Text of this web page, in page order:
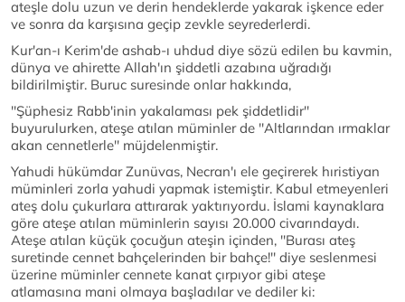
ateşle dolu uzun ve derin hendeklerde yakarak işkence eder
ve sonra da karşısına geçip zevkle seyrederlerdi.
Kur'an-ı Kerim'de ashab-ı uhdud diye sözü edilen bu kavmin,
dünya ve ahirette Allah'ın şiddetli azabına uğradığı
bildirilmiştir. Buruc suresinde onlar hakkında,
''Şüphesiz Rabb'inin yakalaması pek şiddetlidir''
buyurulurken, ateşe atılan müminler de ''Altlarından ırmaklar
akan cennetlerle'' müjdelenmiştir.
Yahudi hükümdar Zunüvas, Necran'ı ele geçirerek hıristiyan
müminleri zorla yahudi yapmak istemiştir. Kabul etmeyenleri
ateş dolu çukurlara attırarak yaktırıyordu. İslami kaynaklara
göre ateşe atılan müminlerin sayısı 20.000 civarındaydı.
Ateşe atılan küçük çocuğun ateşin içinden, ''Burası ateş
suretinde cennet bahçelerinden bir bahçe!'' diye seslenmesi
üzerine müminler cennete kanat çırpıyor gibi ateşe
atlamasına mani olmaya başladılar ve dediler ki: